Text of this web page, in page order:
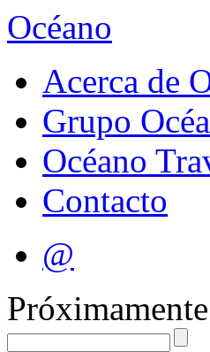
Océano
Acerca de
Grupo
Océano
Contacto
@
Próximamente